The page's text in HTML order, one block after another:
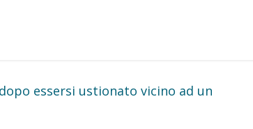
essersi ustionato vicino ad un